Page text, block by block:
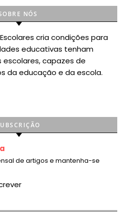
NÓS
cria condições para
educativas tenham
capazes de
da educação e da escola.
de artigos e mantenha-se